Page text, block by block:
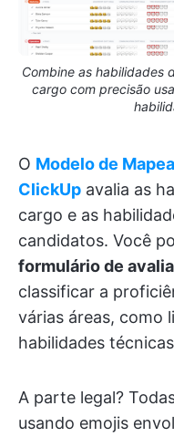
Combine as habilidades
cargo com precisão
O Modelo de
ClickUp avalia as
cargo e as
candidatos. Você
formulário de
classificar a
várias áreas, como
habilidades
A parte legal?
usando emojis